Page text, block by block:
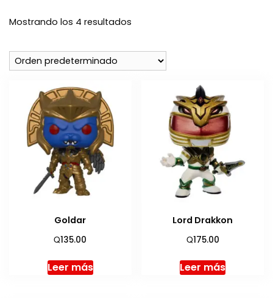
Mostrando los 4 resultados
Goldar
Q135.00
Leer más
Lord Drakkon
Q175.00
Leer más